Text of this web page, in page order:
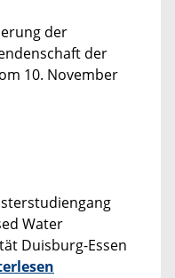
der
der
10. November
Water
Duisburg-Essen